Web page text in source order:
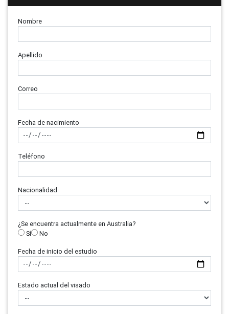
Nombre
Apellido
Correo
Fecha de nacimiento
Teléfono
Nacionalidad
¿Se encuentra actualmente en Australia?
Sí
No
Fecha de inicio del estudio
Estado actual del visado